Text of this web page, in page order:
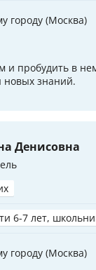
городу (Москва)
и пробудить в
новых знаний.
Денисовна
6-7 лет,
городу (Москва)